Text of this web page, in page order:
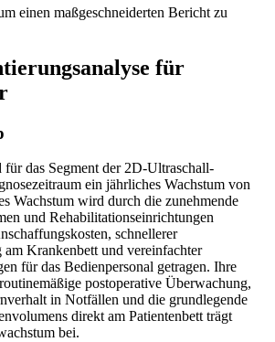
einen maßgeschneiderten Bericht zu
für
das Segment der 2D-Ultraschall-
ein jährliches Wachstum von
Wachstum wird durch die zunehmende
und Rehabilitationseinrichtungen
schnellerer
Krankenbett und vereinfachter
für das Bedienpersonal getragen. Ihre
postoperative Überwachung,
in Notfällen und die grundlegende
direkt am Patientenbett trägt
bei.